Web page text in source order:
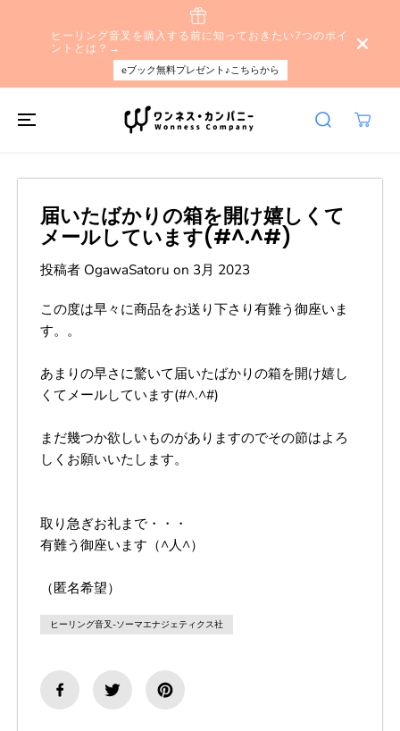
ヒーリング音叉を購入する前に知っておきたい7つのポイ
ントとは？→
eブック無料プレゼント♪こちらから
届いたばかりの箱を開け嬉しくて
メールしています(#^.^#)
投稿者 OgawaSatoru on 3月 2023
この度は早々に商品をお送り下さり有難う御座いま
す。。
あまりの早さに驚いて届いたばかりの箱を開け嬉し
くてメールしています(#^.^#)
まだ幾つか欲しいものがありますのでその節はよろ
しくお願いいたします。
取り急ぎお礼まで・・・
有難う御座います（^人^）
（匿名希望）
ヒーリング音叉-ソーマエナジェティクス社